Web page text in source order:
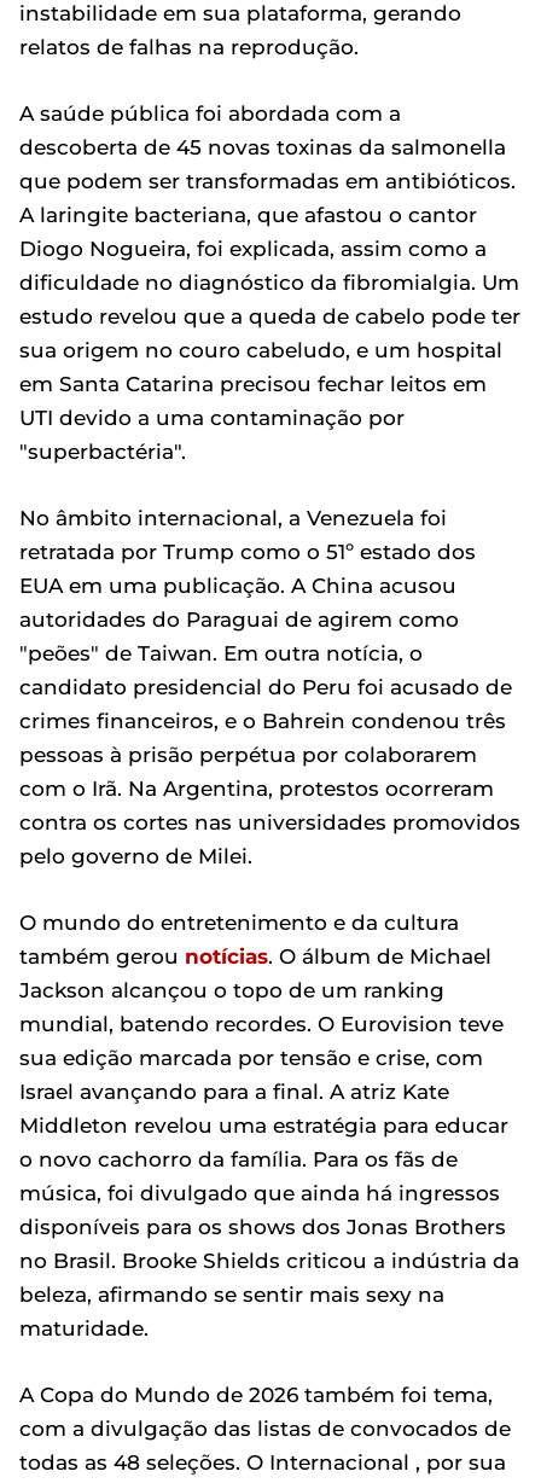
instabilidade em sua plataforma, gerando
relatos de falhas na reprodução.
A saúde pública foi abordada com a
descoberta de 45 novas toxinas da salmonella
que podem ser transformadas em antibióticos.
A laringite bacteriana, que afastou o cantor
Diogo Nogueira, foi explicada, assim como a
dificuldade no diagnóstico da fibromialgia. Um
estudo revelou que a queda de cabelo pode ter
sua origem no couro cabeludo, e um hospital
em Santa Catarina precisou fechar leitos em
UTI devido a uma contaminação por
"superbactéria".
No âmbito internacional, a Venezuela foi
retratada por Trump como o 51º estado dos
EUA em uma publicação. A China acusou
autoridades do Paraguai de agirem como
"peões" de Taiwan. Em outra notícia, o
candidato presidencial do Peru foi acusado de
crimes financeiros, e o Bahrein condenou três
pessoas à prisão perpétua por colaborarem
com o Irã. Na Argentina, protestos ocorreram
contra os cortes nas universidades promovidos
pelo governo de Milei.
O mundo do entretenimento e da cultura
também gerou notícias. O álbum de Michael
Jackson alcançou o topo de um ranking
mundial, batendo recordes. O Eurovision teve
sua edição marcada por tensão e crise, com
Israel avançando para a final. A atriz Kate
Middleton revelou uma estratégia para educar
o novo cachorro da família. Para os fãs de
música, foi divulgado que ainda há ingressos
disponíveis para os shows dos Jonas Brothers
no Brasil. Brooke Shields criticou a indústria da
beleza, afirmando se sentir mais sexy na
maturidade.
A Copa do Mundo de 2026 também foi tema,
com a divulgação das listas de convocados de
todas as 48 seleções. O Internacional , por sua